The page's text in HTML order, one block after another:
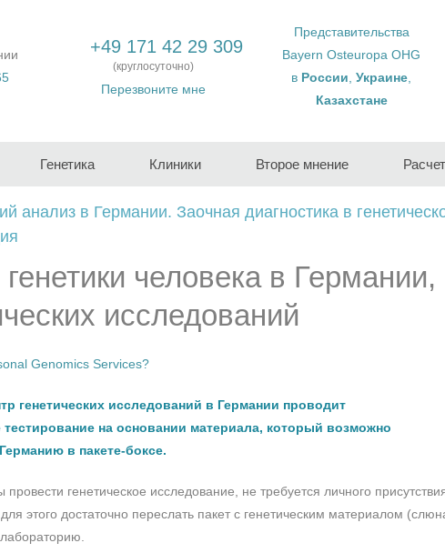
+49 171 42 29 309
(круглосуточно)
Перезвоните мне
Представительства
Bayern Osteuropa OHG
в России ,Украине
Казахстане
Генетика Клиники Второе мнение
анализ в Германии. Заочная диагностика в
человека в
исследований
Genomics Services?
генетических исследований в Германии проводит
тестирование на основании материала, который возможно
в пакете-боксе.
провести генетическое исследование, не требуется личного
этого достаточно переслать пакет с генетическим материалом